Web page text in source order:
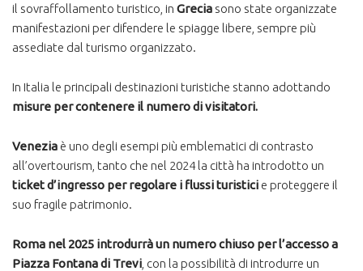
il sovraffollamento turistico, in Grecia sono state organizzate
manifestazioni per difendere le spiagge libere, sempre più
assediate dal turismo organizzato​.
In Italia le principali destinazioni turistiche stanno adottando
misure per contenere il numero di visitatori.
Venezia è uno degli esempi più emblematici di contrasto
all’overtourism, tanto che nel 2024 la città ha introdotto un
ticket d’ingresso per regolare i flussi turistici e proteggere il
suo fragile patrimonio​.
Roma nel 2025 introdurrà un numero chiuso per l’accesso a
Piazza Fontana di Trevi , con la possibilità di introdurre un